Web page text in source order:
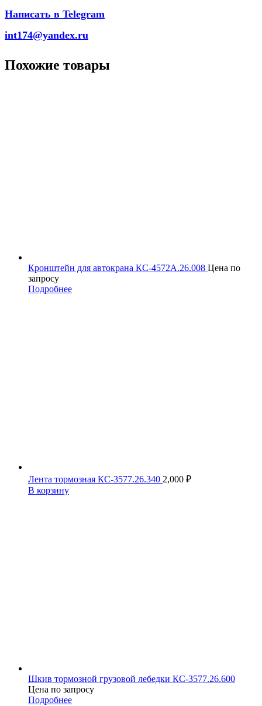
Написать в Telegram
int174@yandex.ru
Похожие товары
Кронштейн для автокрана КС-4572А.26.008 Цена по
запросу
Подробнее
Лента тормозная КС-3577.26.340 2,000 ₽
В корзину
Шкив тормозной грузовой лебедки КС-3577.26.600
Цена по запросу
Подробнее